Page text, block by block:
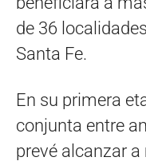
de 36
Santa Fe.
En su primera
conjunta entre
prevé alcanzar